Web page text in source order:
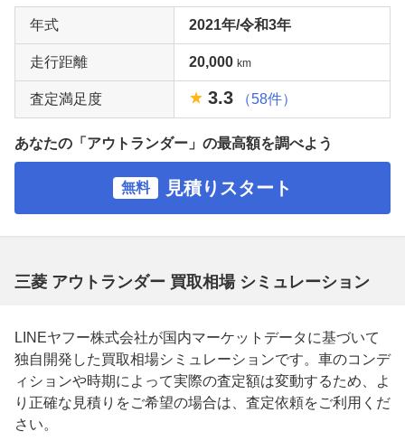
年式 2021年/令和3年
走行距離 20,000 km
査定満足度 3.3 （58件）
あなたの「アウトランダー」の最高額を調べよう
無料 見積りスタート
三菱 アウトランダー 買取相場 シミュレーション
LINEヤフー株式会社が国内マーケットデータに基づいて
独自開発した買取相場シミュレーションです。車のコンデ
ィションや時期によって実際の査定額は変動するため、よ
り正確な見積りをご希望の場合は、査定依頼をご利用くだ
さい。